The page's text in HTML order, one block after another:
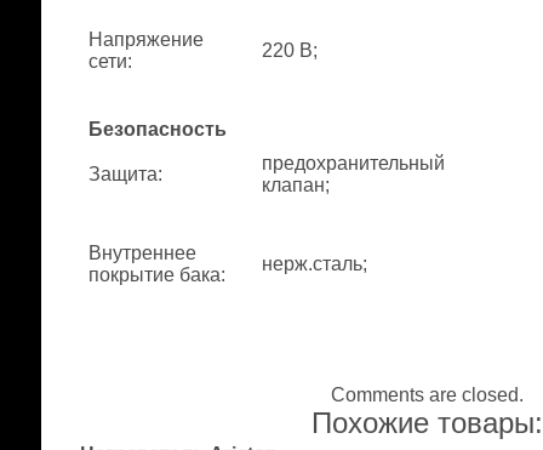
Напряжение
сети:
220 В;
Безопасность
Защита:
предохранительный
клапан;
Внутреннее
покрытие бака:
нерж.сталь;
Comments are closed.
Похожие товары: